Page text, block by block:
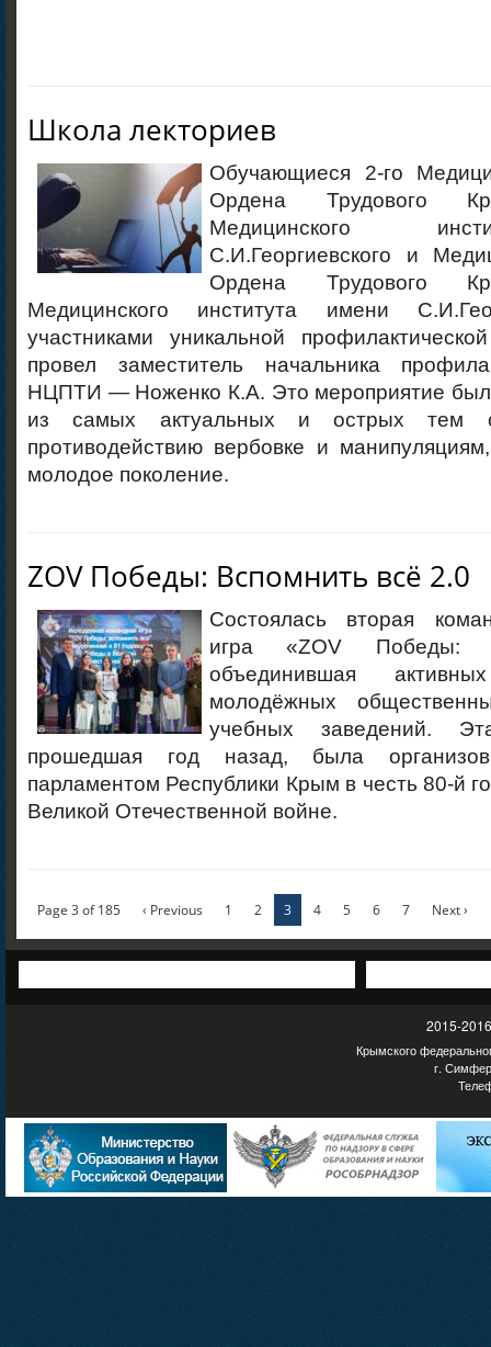
Школа лекториев
Обучающиеся 2-го
Ордена Трудового
Медицинского
С.И.Георгиевского и
Ордена Трудового
Медицинского института имени
участниками уникальной
провел заместитель начальника
НЦПТИ — Ноженко К.А. Это мероприятие
из самых актуальных и острых тем
противодействию вербовке и
молодое поколение.
ZOV Победы: Вспомнить всё 2.0
Состоялась вторая
игра «ZOV Победы:
объединившая
молодёжных
учебных заведений.
прошедшая год назад, была
парламентом Республики Крым в честь 80-й
Великой Отечественной войне.
Page 3 of 185 ‹ Previous 1 2 3 4 5 6 7 Next ›
2015-
Крымского
г.